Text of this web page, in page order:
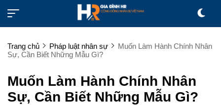
Trang chủ Pháp luật nhân sự
Muốn Làm Hành Chính Nhân
Sự, Cần Biết Những Mẫu Gì?
Muốn Làm Hành Chính Nhân
Sự, Cần Biết Những Mẫu Gì?